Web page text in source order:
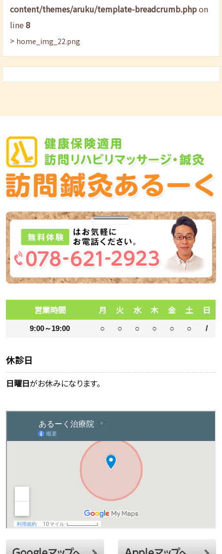
content/themes/aruku/template-breadcrumb.phpon
line8
> home_img_22.png
営業時間 月 火 水 木 金 土 日
9:00～19:00 ○ ○ ○ ○ ○ ○ /
休診日
日曜日がお休みになります。